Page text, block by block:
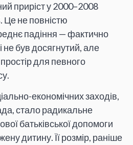
приріст у 2000–2008
Це не повністю
падіння — фактично
не був досягнутий, але
для певного
економічних заходів,
стало радикальне
батьківської допомоги
дитину. Її розмір, раніше